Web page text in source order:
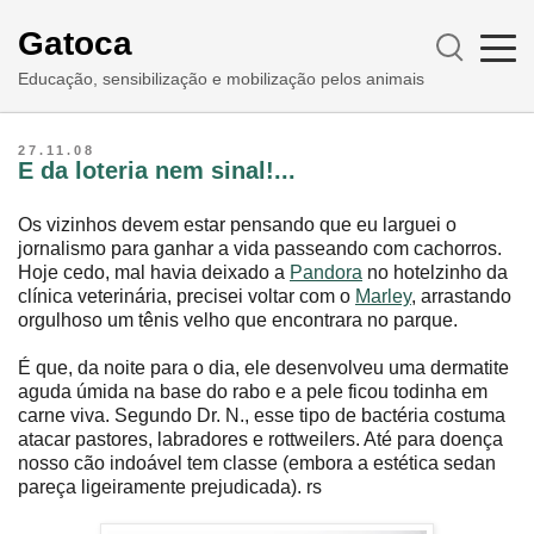
Gatoca
Educação, sensibilização e mobilização pelos animais
27.11.08
E da loteria nem sinal!...
Os vizinhos devem estar pensando que eu larguei o
jornalismo para ganhar a vida passeando com cachorros.
Hoje cedo, mal havia deixado a Pandora no hotelzinho da
clínica veterinária, precisei voltar com o Marley, arrastando
orgulhoso um tênis velho que encontrara no parque.
É que, da noite para o dia, ele desenvolveu uma dermatite
aguda úmida na base do rabo e a pele ficou todinha em
carne viva. Segundo Dr. N., esse tipo de bactéria costuma
atacar pastores, labradores e rottweilers. Até para doença
nosso cão indoável tem classe (embora a estética sedan
pareça ligeiramente prejudicada). rs